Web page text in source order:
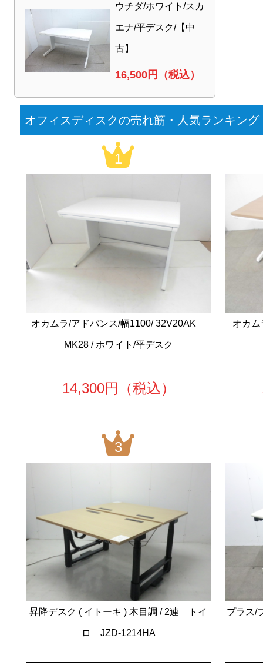
ウチダ/ホワイト/スカ
エナ/平デスク/【中
古】
16,500円（税込）
オフィスディスクの売れ筋・人気ランキング
1
オカムラ/アドバンス/幅1100/ 32V20AK
MK28 / ホワイト/平デスク
14,300円（税込）
オカム
3
昇降デスク ( イトーキ ) 木目調 / 2連 トイ
ロ JZD-1214HA
プラス/